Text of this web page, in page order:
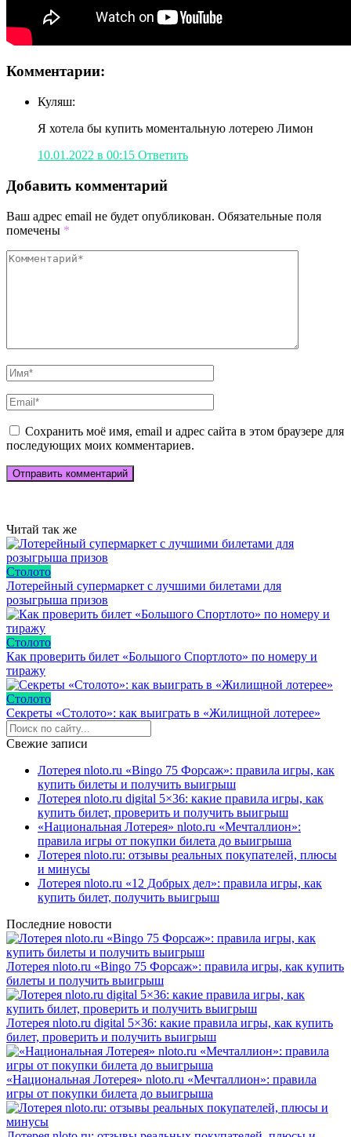
Комментарии:
Куляш:
Я хотела бы купить моментальную лотерею Лимон
10.01.2022 в 00:15 Ответить
Добавить комментарий
Ваш адрес email не будет опубликован. Обязательные поля
помечены *
Сохранить моё имя, email и адрес сайта в этом браузере для
последующих моих комментариев.
Читай так же
Столото
Лотерейный супермаркет с лучшими билетами для
розыгрыша призов
Столото
Как проверить билет «Большого Спортлото» по номеру и
тиражу
Столото
Секреты «Столото»: как выиграть в «Жилищной лотерее»
Свежие записи
Лотерея nloto.ru «Bingo 75 Форсаж»: правила игры, как
купить билеты и получить выигрыш
Лотерея nloto.ru digital 5×36: какие правила игры, как
купить билет, проверить и получить выигрыш
«Национальная Лотерея» nloto.ru «Мечталлион»:
правила игры от покупки билета до выигрыша
Лотерея nloto.ru: отзывы реальных покупателей, плюсы
и минусы
Лотерея nloto.ru «12 Добрых дел»: правила игры, как
купить билет, получить выигрыш
Последние новости
Лотерея nloto.ru «Bingo 75 Форсаж»: правила игры, как купить
билеты и получить выигрыш
Лотерея nloto.ru digital 5×36: какие правила игры, как купить
билет, проверить и получить выигрыш
«Национальная Лотерея» nloto.ru «Мечталлион»: правила
игры от покупки билета до выигрыша